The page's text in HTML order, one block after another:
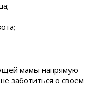
мамы напрямую
заботиться о своем